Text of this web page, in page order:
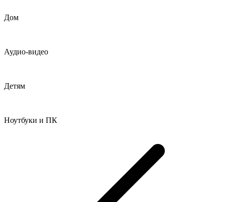
Дом
Аудио-видео
Детям
Ноутбуки и ПК